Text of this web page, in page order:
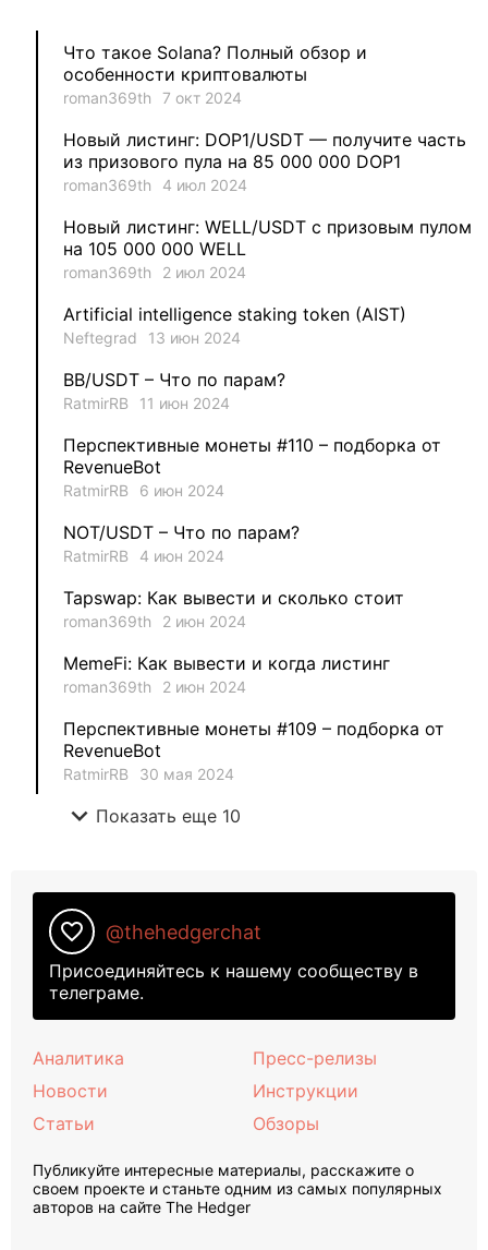
Evgeniy 3
aleksandr-es 2
Jevick 1
MysticalEnergyNFT 1
DecimalChain 1
Ksenia 1
METAMINECRAFT
Kate_AAX 1
Что такое Solana? Полный обзор и
особенности криптовалюты
roman369th 7 окт 2024
Новый листинг: DOP1/USDT — получите часть
из призового пула на 85 000 000 DOP1
roman369th 4 июл 2024
Новый листинг: WELL/USDT с призовым пулом
на 105 000 000 WELL
roman369th 2 июл 2024
Artificial intelligence staking token (AIST)
Neftegrad 13 июн 2024
BB/USDT – Что по парам?
RatmirRB 11 июн 2024
Перспективные монеты #110 – подборка от
RevenueBot
RatmirRB 6 июн 2024
NOT/USDT – Что по парам?
RatmirRB 4 июн 2024
Tapswap: Как вывести и сколько стоит
roman369th 2 июн 2024
MemeFi: Как вывести и когда листинг
roman369th 2 июн 2024
Перспективные монеты #109 – подборка от
RevenueBot
RatmirRB 30 мая 2024
expand_more Показать еще 10
favorite_border @thehedgerchat
Присоединяйтесь к нашему сообществу в
телеграме.
Аналитика
Новости
Статьи
Пресс-релизы
Инструкции
Обзоры
Публикуйте интересные материалы, расскажите о
своем проекте и станьте одним из самых популярных
авторов на сайте The Hedger